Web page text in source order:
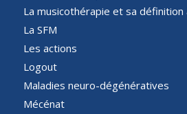
La musicothérapie et sa
La SFM
Les actions
Logout
Maladies neuro-dégénératives
Mécénat